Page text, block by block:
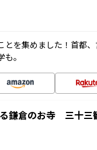
とを集めました！首都
。
鎌倉のお寺 三十